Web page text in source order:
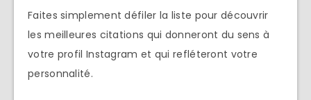
Faites simplement défiler la liste pour découvrir
les meilleures citations qui donneront du sens à
votre profil Instagram et qui refléteront votre
personnalité.